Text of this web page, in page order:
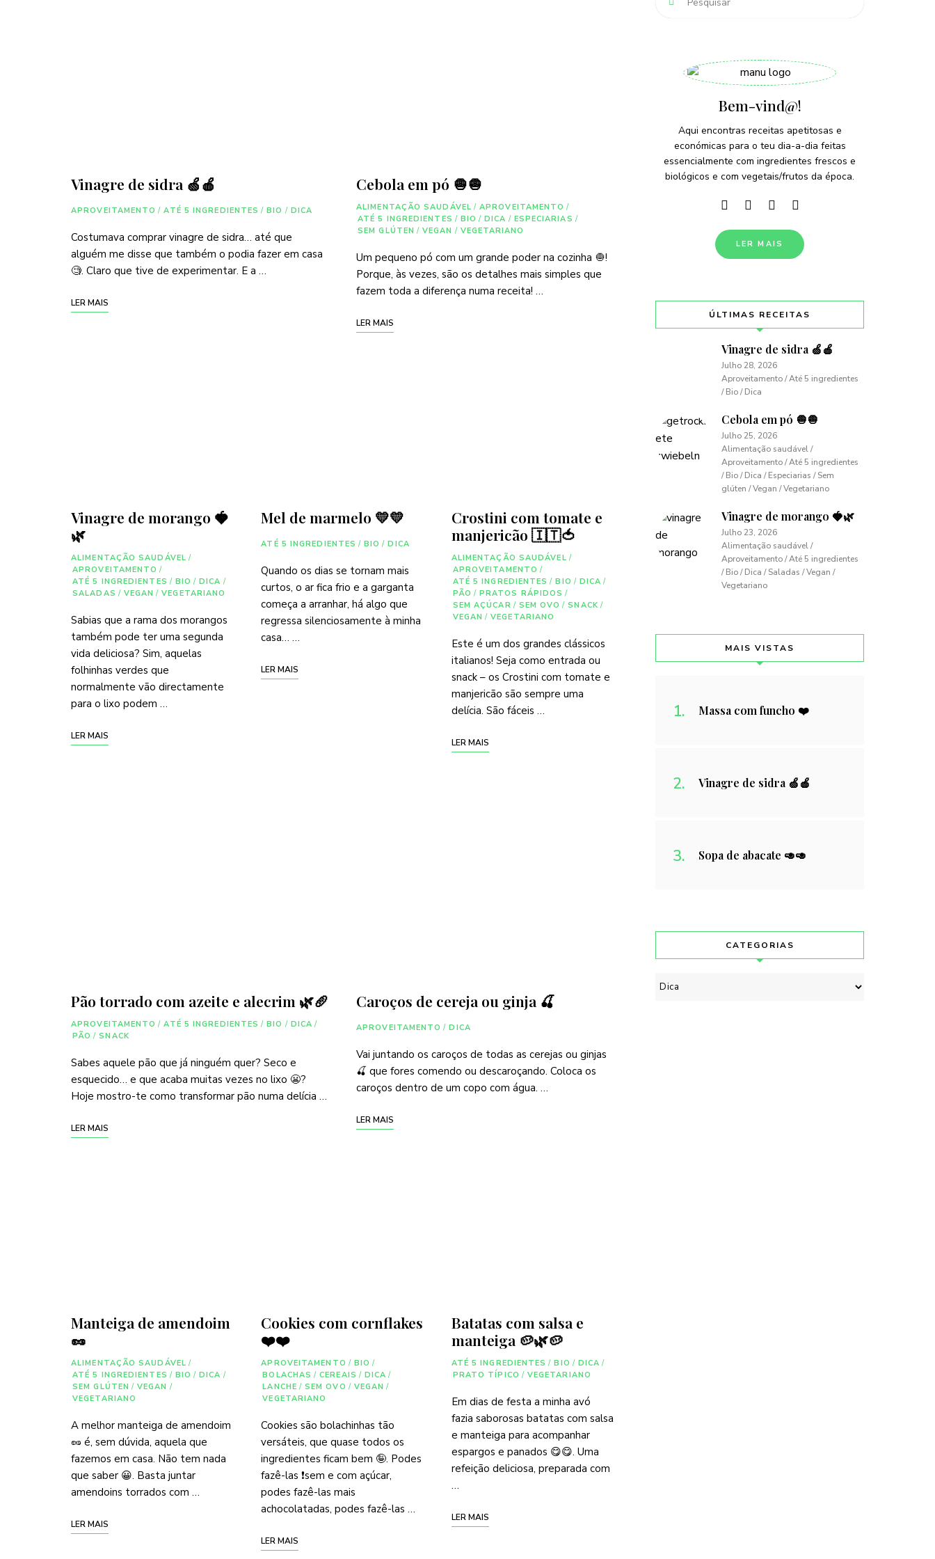
Vinagre de sidra 🍏🍎
APROVEITAMENTO / ATÉ 5 INGREDIENTES / BIO / DICA
Costumava comprar vinagre de sidra… até que
alguém me disse que também o podia fazer em casa
🧐. Claro que tive de experimentar. E a …
LER MAIS
Cebola em pó 🧅🧅
ALIMENTAÇÃO SAUDÁVEL / APROVEITAMENTO /
ATÉ 5 INGREDIENTES / BIO / DICA / ESPECIARIAS /
SEM GLÚTEN / VEGAN / VEGETARIANO
Um pequeno pó com um grande poder na cozinha 🧅!
Porque, às vezes, são os detalhes mais simples que
fazem toda a diferença numa receita! …
LER MAIS
Vinagre de morango 🍓
🌿
ALIMENTAÇÃO SAUDÁVEL /
APROVEITAMENTO /
ATÉ 5 INGREDIENTES / BIO / DICA /
SALADAS / VEGAN / VEGETARIANO
Sabias que a rama dos morangos
também pode ter uma segunda
vida deliciosa? Sim, aquelas
folhinhas verdes que
normalmente vão directamente
para o lixo podem …
LER MAIS
Mel de marmelo 💛💛
ATÉ 5 INGREDIENTES / BIO / DICA
Quando os dias se tornam mais
curtos, o ar fica frio e a garganta
começa a arranhar, há algo que
regressa silenciosamente à minha
casa… …
LER MAIS
Crostini com tomate e
manjericão 🇮🇹🍅
ALIMENTAÇÃO SAUDÁVEL /
APROVEITAMENTO /
ATÉ 5 INGREDIENTES / BIO / DICA /
PÃO / PRATOS RÁPIDOS /
SEM AÇÚCAR / SEM OVO / SNACK /
VEGAN / VEGETARIANO
Este é um dos grandes clássicos
italianos! Seja como entrada ou
snack – os Crostini com tomate e
manjericão são sempre uma
delícia. São fáceis …
LER MAIS
Pão torrado com azeite e alecrim 🌿🥖
APROVEITAMENTO / ATÉ 5 INGREDIENTES / BIO / DICA /
PÃO / SNACK
Sabes aquele pão que já ninguém quer? Seco e
esquecido… e que acaba muitas vezes no lixo 😬?
Hoje mostro-te como transformar pão numa delícia …
LER MAIS
Caroços de cereja ou ginja 🍒
APROVEITAMENTO / DICA
Vai juntando os caroços de todas as cerejas ou ginjas
🍒 que fores comendo ou descaroçando. Coloca os
caroços dentro de um copo com água. …
LER MAIS
Manteiga de amendoim
🥜
ALIMENTAÇÃO SAUDÁVEL /
ATÉ 5 INGREDIENTES / BIO / DICA /
SEM GLÚTEN / VEGAN /
VEGETARIANO
A melhor manteiga de amendoim
🥜 é, sem dúvida, aquela que
fazemos em casa. Não tem nada
que saber 😀. Basta juntar
amendoins torrados com …
LER MAIS
Cookies com cornflakes
❤️❤️
APROVEITAMENTO / BIO /
BOLACHAS / CEREAIS / DICA /
LANCHE / SEM OVO / VEGAN /
VEGETARIANO
Cookies são bolachinhas tão
versáteis, que quase todos os
ingredientes ficam bem 🤪. Podes
fazê-las ❗️sem e com açúcar,
podes fazê-las mais
achocolatadas, podes fazê-las …
LER MAIS
Batatas com salsa e
manteiga 🥔🌿🥔
ATÉ 5 INGREDIENTES / BIO / DICA /
PRATO TÍPICO / VEGETARIANO
Em dias de festa a minha avó
fazia saborosas batatas com salsa
e manteiga para acompanhar
espargos e panados 😋😋. Uma
refeição deliciosa, preparada com
…
LER MAIS
Bem-vind@!
Aqui encontras receitas apetitosas e
económicas para o teu dia-a-dia feitas
essencialmente com ingredientes frescos e
biológicos e com vegetais/frutos da época.
LER MAIS
ÚLTIMAS RECEITAS
Vinagre de sidra 🍏🍎
Julho 28, 2026
Aproveitamento / Até 5 ingredientes
/ Bio / Dica
Cebola em pó 🧅🧅
Julho 25, 2026
Alimentação saudável /
Aproveitamento / Até 5 ingredientes
/ Bio / Dica / Especiarias / Sem
glúten / Vegan / Vegetariano
Vinagre de morango 🍓🌿
Julho 23, 2026
Alimentação saudável /
Aproveitamento / Até 5 ingredientes
/ Bio / Dica / Saladas / Vegan /
Vegetariano
MAIS VISTAS
Massa com funcho ❤️
Vinagre de sidra 🍏🍎
Sopa de abacate 🥑🥑
CATEGORIAS
Categorias